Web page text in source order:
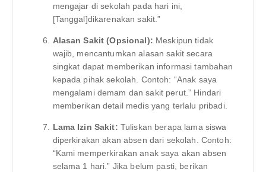
mengajar di sekolah pada hari ini,
[Tanggal]dikarenakan sakit.”
Alasan Sakit (Opsional): Meskipun tidak
wajib, mencantumkan alasan sakit secara
singkat dapat memberikan informasi tambahan
kepada pihak sekolah. Contoh: “Anak saya
mengalami demam dan sakit perut.” Hindari
memberikan detail medis yang terlalu pribadi.
Lama Izin Sakit: Tuliskan berapa lama siswa
diperkirakan akan absen dari sekolah. Contoh:
“Kami memperkirakan anak saya akan absen
selama 1 hari.” Jika belum pasti, berikan